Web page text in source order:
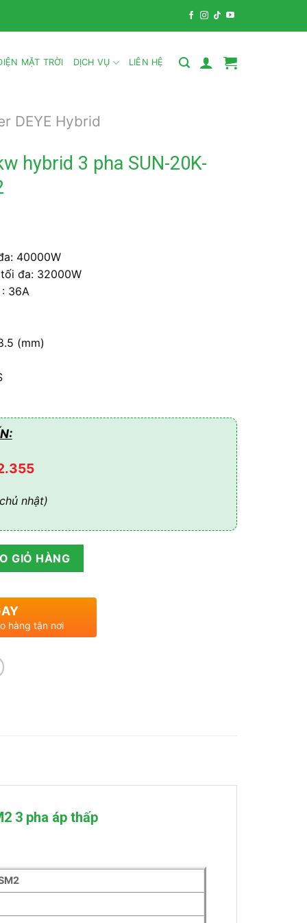
MẶT TRỜI DỊCH VỤ LIÊN HỆ
DEYE Hybrid
hybrid 3 pha SUN-20K-
40000W
đa: 32000W
36A
(mm)
nhật)
SUN-20K-SG05LP3-EU-SM2 số lượng
GIỎ HÀNG
hàng tận nơi
3 pha áp thấp